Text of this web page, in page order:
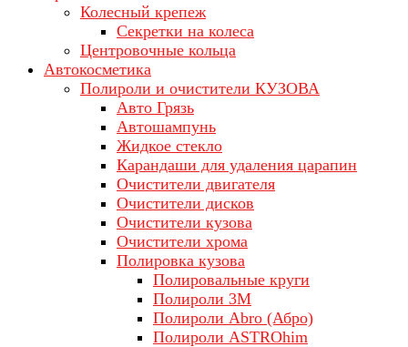
Колесный крепеж
Секретки на колеса
Центровочные кольца
Автокосметика
Полироли и очистители КУЗОВА
Авто Грязь
Автошампунь
Жидкое стекло
Карандаши для удаления царапин
Очистители двигателя
Очистители дисков
Очистители кузова
Очистители хрома
Полировка кузова
Полировальные круги
Полироли 3М
Полироли Abro (Абро)
Полироли ASTROhim